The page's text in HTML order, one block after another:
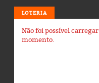
LOTERIA
Não foi possível
momento.